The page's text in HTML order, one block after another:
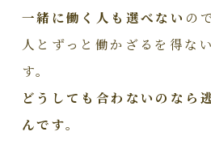
一緒に働く人も選べない の
人とずっと働かざるを得な
す。
どうしても合わないのなら
んです。